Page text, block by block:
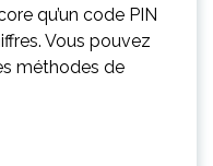
qu’un code PIN
Vous pouvez
méthodes de